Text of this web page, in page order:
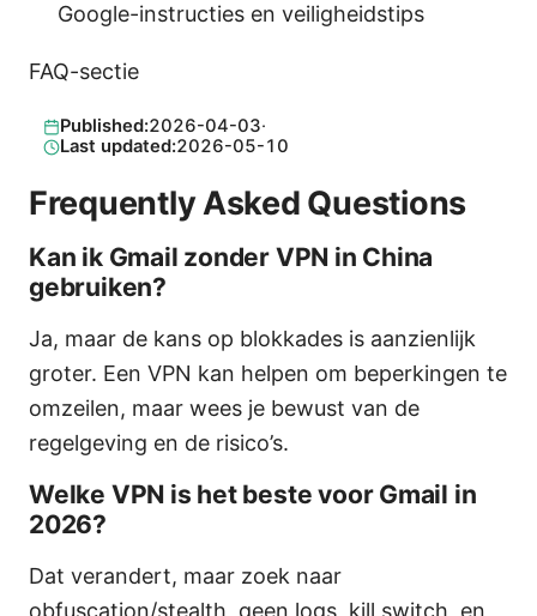
Google-instructies en veiligheidstips
FAQ-sectie
Published:2026-04-03·
Last updated:2026-05-10
Frequently Asked Questions
Kan ik Gmail zonder VPN in China
gebruiken?
Ja, maar de kans op blokkades is aanzienlijk
groter. Een VPN kan helpen om beperkingen te
omzeilen, maar wees je bewust van de
regelgeving en de risico’s.
Welke VPN is het beste voor Gmail in
2026?
Dat verandert, maar zoek naar
obfuscation/stealth, geen logs, kill switch, en